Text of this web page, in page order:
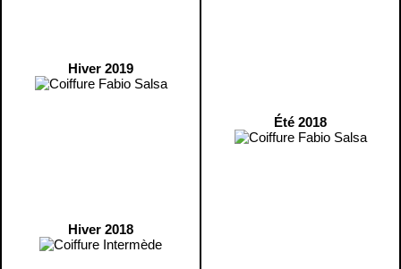
Hiver 2019
Hiver 2018
Été 2018